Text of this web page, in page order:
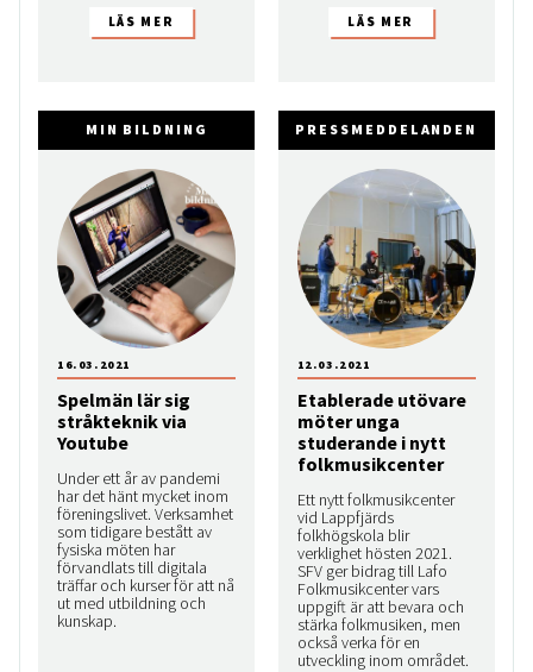
MIN BILDNING
Spelmän lär sig
stråkteknik via
Youtube
Under ett år av pandemi
har det hänt mycket inom
föreningslivet. Verksamhet
som tidigare bestått av
fysiska möten har
förvandlats till digitala
träffar och kurser för att nå
ut med utbildning och
kunskap.
16.03.2021
PRESSMEDDELANDEN
Etablerade utövare
möter unga
studerande i nytt
folkmusikcenter
Ett nytt folkmusikcenter
vid Lappfjärds
folkhögskola blir
verklighet hösten 2021.
SFV ger bidrag till Lafo
Folkmusikcenter vars
uppgift är att bevara och
stärka folkmusiken, men
också verka för en
utveckling inom området.
12.03.2021